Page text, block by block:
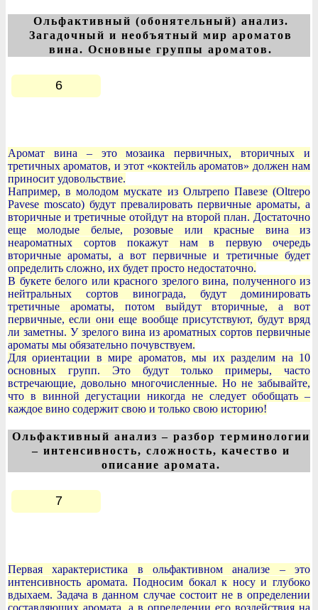
Ольфактивный (обонятельный) анализ.
Загадочный и необъятный мир ароматов
вина. Основные группы ароматов.
6
Аромат вина – это мозаика первичных, вторичных и
третичных ароматов, и этот «коктейль ароматов» должен нам
приносит удовольствие.
Например, в молодом мускате из Ольтрепо Павезе (Oltrepo
Pavese moscato) будут превалировать первичные ароматы, а
вторичные и третичные отойдут на второй план. Достаточно
еще молодые белые, розовые или красные вина из
неароматных сортов покажут нам в первую очередь
вторичные ароматы, а вот первичные и третичные будет
определить сложно, их будет просто недостаточно.
В букете белого или красного зрелого вина, полученного из
нейтральных сортов винограда, будут доминировать
третичные ароматы, потом выйдут вторичные, а вот
первичные, если они еще вообще присутствуют, будут вряд
ли заметны. У зрелого вина из ароматных сортов первичные
ароматы мы обязательно почувствуем.
Для ориентации в мире ароматов, мы их разделим на 10
основных групп. Это будут только примеры, часто
встречающие, довольно многочисленные. Но не забывайте,
что в винной дегустации никогда не следует обобщать –
каждое вино содержит свою и только свою историю!
Ольфактивный анализ – разбор терминологии
– интенсивность, сложность, качество и
описание аромата.
7
Первая характеристика в ольфактивном анализе – это
интенсивность аромата. Подносим бокал к носу и глубоко
вдыхаем. Задача в данном случае состоит не в определении